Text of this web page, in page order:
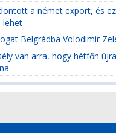
a német export, és
lehet
Belgrádba Volodimir
van arra, hogy hétfőn